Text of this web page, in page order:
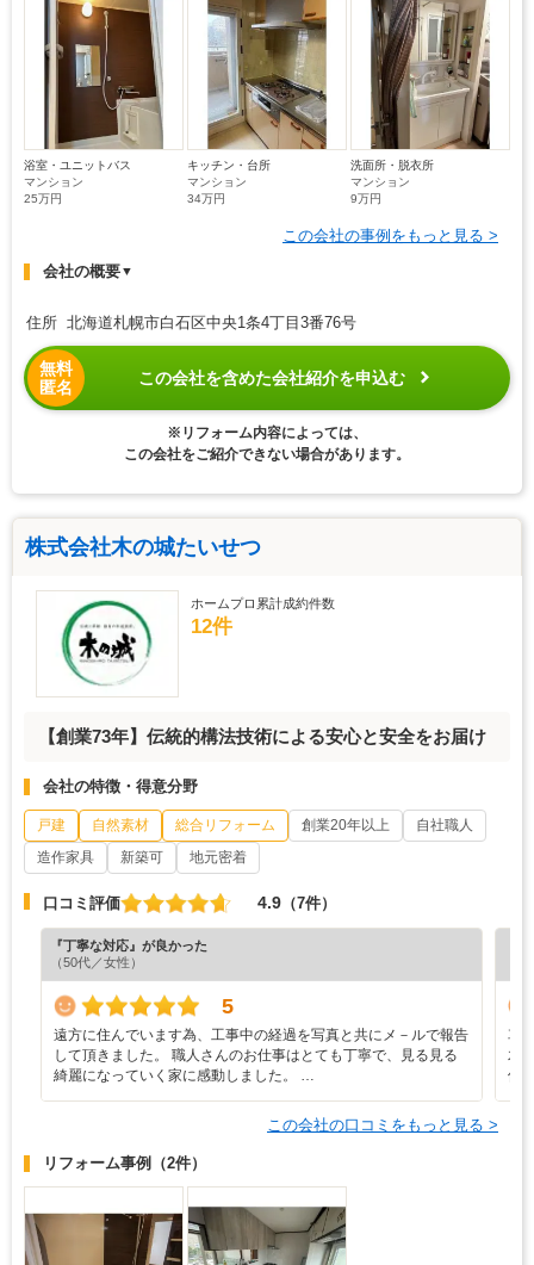
浴室・ユニットバス
マンション
25万円
キッチン・台所
マンション
34万円
洗面所・脱衣所
マンション
9万円
この会社の事例をもっと見る >
会社の概要▼
住所 北海道札幌市白石区中央1条4丁目3番76号
無料
匿名
この会社を含めた会社紹介を申込む
※リフォーム内容によっては、
この会社をご紹介できない場合があります。
株式会社木の城たいせつ
ホームプロ累計成約件数
12件
【創業73年】伝統的構法技術による安心と安全をお届け
会社の特徴・得意分野
戸建 自然素材 総合リフォーム 創業20年以上
自社職人
造作家具
新築可 地元密着
口コミ評価 4.9 （7件）
『丁寧な対応』が良かった
（50代／女性）
5
遠方に住んでいます為、工事中の経過を写真と共にメ－ルで報告
して頂きました。 職人さんのお仕事はとても丁寧で、見る見る
綺麗になっていく家に感動しました。 …
車
木
保
この会社の口コミをもっと見る >
リフォーム事例 （2件）